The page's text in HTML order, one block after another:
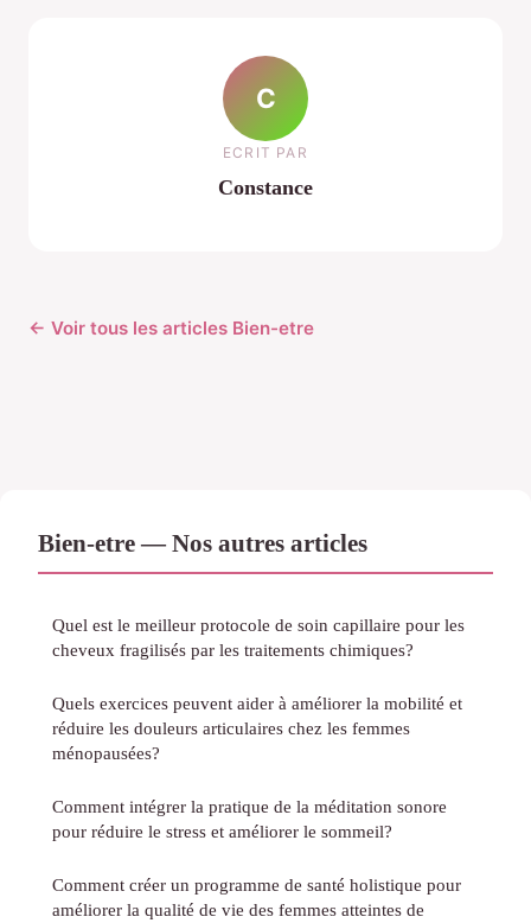
C
ECRIT PAR
Constance
← Voir tous les articles Bien-etre
Bien-etre — Nos autres articles
Quel est le meilleur protocole de soin capillaire pour les
cheveux fragilisés par les traitements chimiques?
Quels exercices peuvent aider à améliorer la mobilité et
réduire les douleurs articulaires chez les femmes
ménopausées?
Comment intégrer la pratique de la méditation sonore
pour réduire le stress et améliorer le sommeil?
Comment créer un programme de santé holistique pour
améliorer la qualité de vie des femmes atteintes de